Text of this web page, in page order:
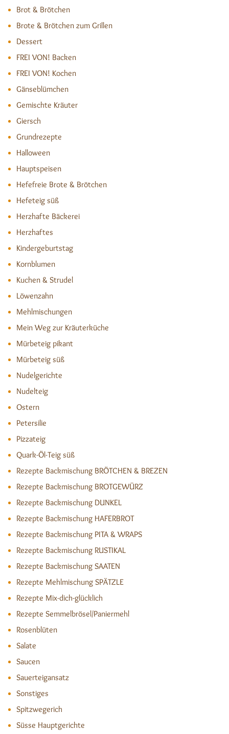
Brot & Brötchen
Brote & Brötchen zum Grillen
Dessert
FREI VON! Backen
FREI VON! Kochen
Gänseblümchen
Gemischte Kräuter
Giersch
Grundrezepte
Halloween
Hauptspeisen
Hefefreie Brote & Brötchen
Hefeteig süß
Herzhafte Bäckerei
Herzhaftes
Kindergeburtstag
Kornblumen
Kuchen & Strudel
Löwenzahn
Mehlmischungen
Mein Weg zur Kräuterküche
Mürbeteig pikant
Mürbeteig süß
Nudelgerichte
Nudelteig
Ostern
Petersilie
Pizzateig
Quark-Öl-Teig süß
Rezepte Backmischung BRÖTCHEN & BREZEN
Rezepte Backmischung BROTGEWÜRZ
Rezepte Backmischung DUNKEL
Rezepte Backmischung HAFERBROT
Rezepte Backmischung PITA & WRAPS
Rezepte Backmischung RUSTIKAL
Rezepte Backmischung SAATEN
Rezepte Mehlmischung SPÄTZLE
Rezepte Mix-dich-glücklich
Rezepte Semmelbrösel/Paniermehl
Rosenblüten
Salate
Saucen
Sauerteigansatz
Sonstiges
Spitzwegerich
Süsse Hauptgerichte